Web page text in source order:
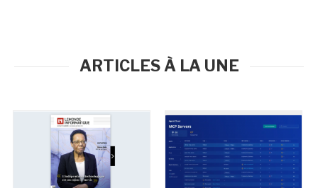
ARTICLES À LA UNE